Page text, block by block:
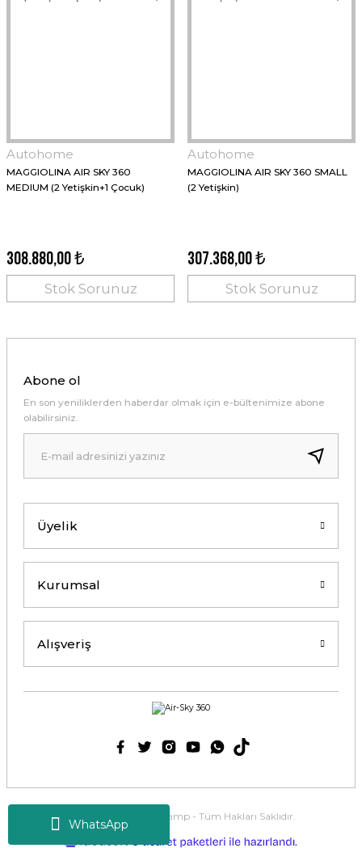
WhatsApp
Autohome
MAGGIOLINA AIR SKY 360
MEDIUM (2 Yetişkin+1 Çocuk)
308.880,00 ₺
Stok Sorunuz
Autohome
MAGGIOLINA AIR SKY 360 SMALL
(2 Yetişkin)
307.368,00 ₺
Stok Sorunuz
Üyelik
Kurumsal
Alışveriş
Abone ol
En son yeniliklerden haberdar olmak için e-bültenimize abone
olabilirsiniz.
2025 Copyright Tirolcamp - Tüm Hakları Saklıdır.
e-